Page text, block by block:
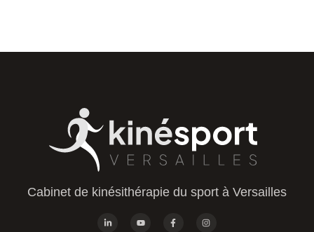
Cabinet de kinésithérapie du sport à Versailles